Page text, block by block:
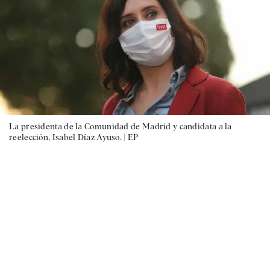
La presidenta de la Comunidad de Madrid y candidata a la
reelección, Isabel Díaz Ayuso. | EP